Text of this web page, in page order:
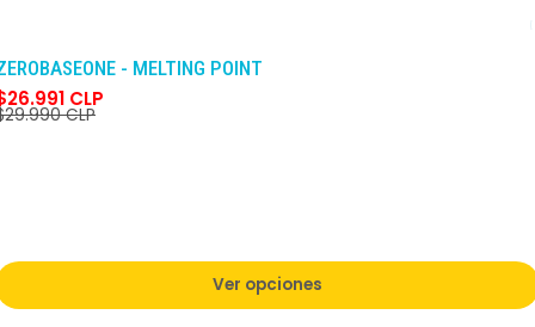
- MELTING POINT
CLP
CLP
Ver opciones